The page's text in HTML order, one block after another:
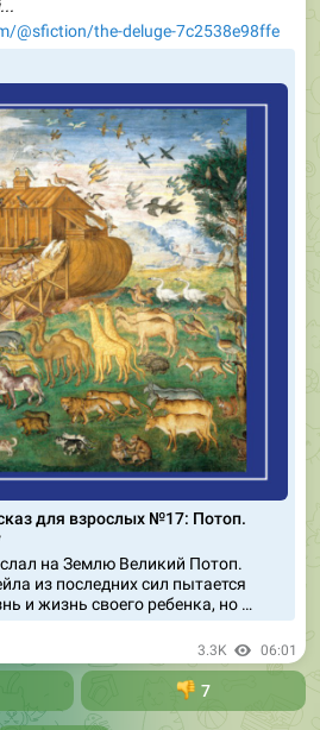
@sfiction/the-deluge-7c2538e98ffe
для взрослых №17: Потоп.
на Землю Великий Потоп.
из последних сил пытается
и жизнь своего ребенка, но …
3.3K 06:01
👎
7